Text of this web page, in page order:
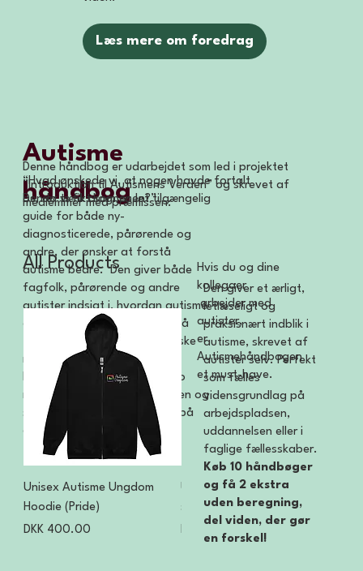
Læs mere om foredrag
Autisme
håndbog
Denne håndbog er udarbejdet som led i projektet
”Introduktion til Autismens Verden” og skrevet af
medlemmer med præmissen:
“Hvad ønskede vi, at nogen havde fortalt
os, da vi fik diagnosen?”
Den er tænkt som en let tilgængelig
guide for både ny-
diagnosticerede, pårørende og
andre, der ønsker at forstå
autisme bedre. Den giver både
fagfolk, pårørende og andre
autister indsigt i, hvordan autisme
opleves indefra, med fokus på
forståelse, respekt og praktiske
råd. På den måde hjælper
håndbogen med at bygge bro
mellem autister og omverdenen og
sprede viden, der er baseret på
autisters egne stemmer.
All Products
Unisex Autisme Ungdom
Hoodie (Pride)
Price
DKK 400.00
Unisex Autisme Ungdom T-
shirt (transkønnet)
Hvis du og dine
kollegaer
arbejder med
autister,
er
Autismehåndbogen
et must-have.
Den giver et ærligt,
letlæseligt og
praksisnært indblik i
autisme, skrevet af
autister selv. Perfekt
som fælles
vidensgrundlag på
arbejdspladsen,
uddannelsen eller i
faglige fællesskaber.
Køb 10 håndbøger
og få 2 ekstra
uden beregning,
del viden, der gør
en forskel!